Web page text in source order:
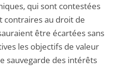
qui sont contestées
contraires au droit de
être écartées sans
les objectifs de valeur
sauvegarde des intérêts